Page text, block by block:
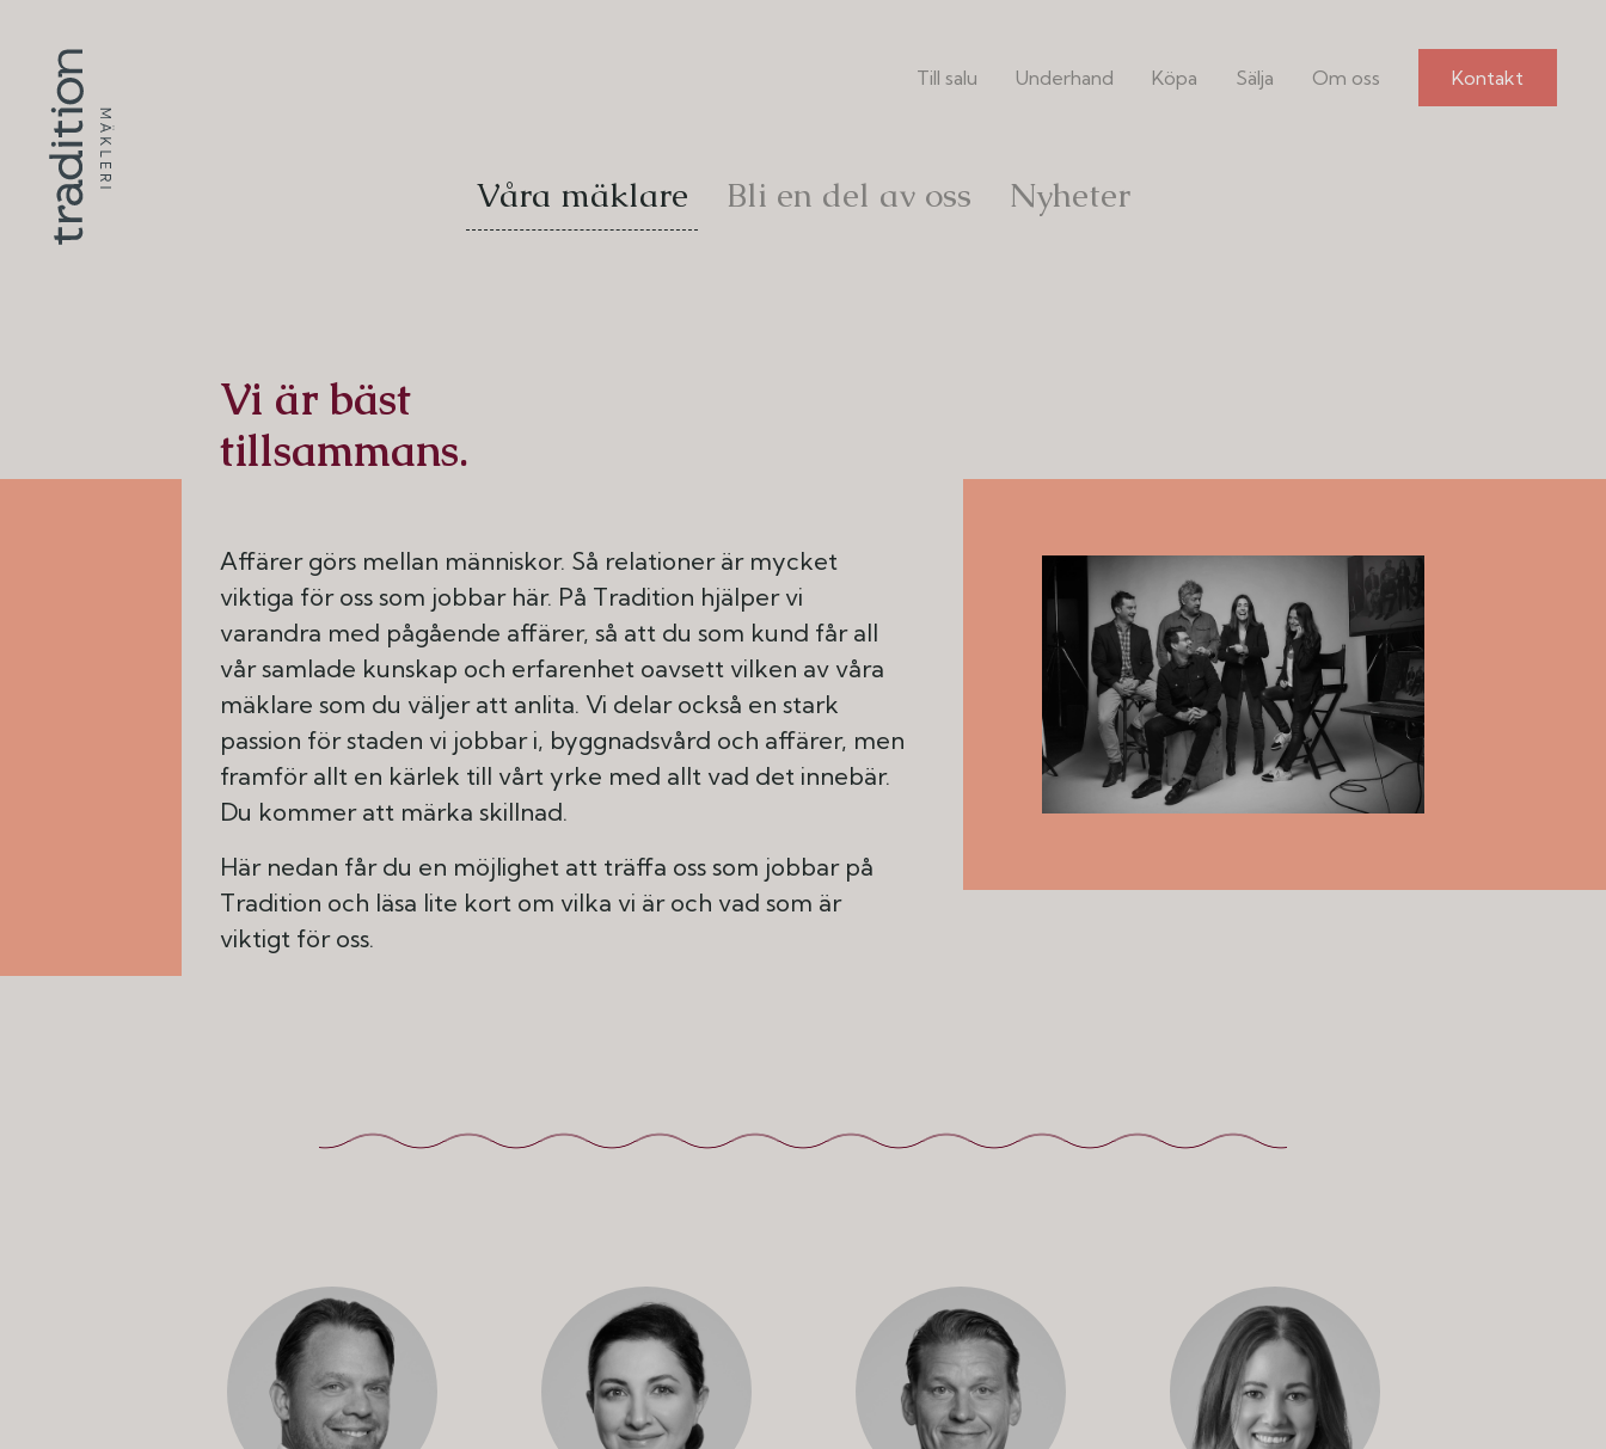
Till salu Underhand Köpa Sälja Om oss Kontakt
Våra mäklare Bli en del av oss Nyheter
Vi är bäst
tillsammans.
Affärer görs mellan människor. Så relationer är mycket
viktiga för oss som jobbar här. På Tradition hjälper vi
varandra med pågående affärer, så att du som kund får all
vår samlade kunskap och erfarenhet oavsett vilken av våra
mäklare som du väljer att anlita. Vi delar också en stark
passion för staden vi jobbar i, byggnadsvård och affärer, men
framför allt en kärlek till vårt yrke med allt vad det innebär.
Du kommer att märka skillnad.
Här nedan får du en möjlighet att träffa oss som jobbar på
Tradition och läsa lite kort om vilka vi är och vad som är
viktigt för oss.